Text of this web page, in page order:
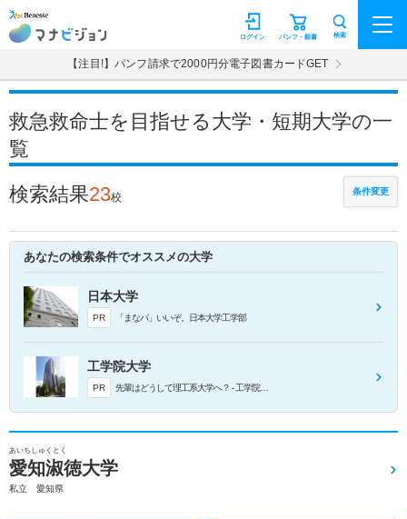
マナビジョン パンフ・願書
ログイン 検索
【注目!】パンフ請求で2000円分電子図書カードGET
救急救命士を目指せる大学・短期大学の一
覧
検索結果23校 条件変更
あなたの検索条件でオススメの大学
日本大学
PR 「まなパ」いいぞ。日本大学工学部
工学院大学
PR 先輩はどうして理工系大学へ？ - 工学院大学
あいちしゅくとく
愛知淑徳大学
私立 愛知県